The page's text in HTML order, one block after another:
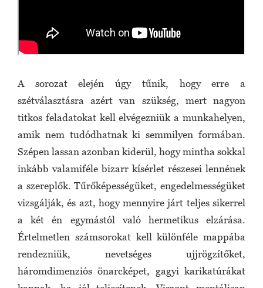
A sorozat elején úgy tűnik, hogy erre a
szétválasztásra azért van szükség, mert nagyon
titkos feladatokat kell elvégezniük a munkahelyen,
amik nem tudódhatnak ki semmilyen formában.
Szépen lassan azonban kiderül, hogy mintha sokkal
inkább valamiféle bizarr kísérlet részesei lennének
a szereplők. Tűrőképességüket, engedelmességüket
vizsgálják, és azt, hogy mennyire járt teljes sikerrel
a két én egymástól való hermetikus elzárása.
Értelmetlen számsorokat kell különféle mappába
rendezniük, nevetséges ujjrögzítőket,
háromdimenziós önarcképet, gagyi karikatúrákat